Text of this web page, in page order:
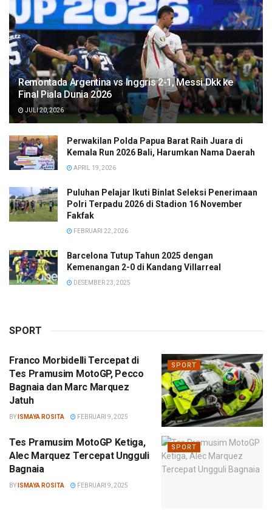
Remontada Argentina vs Inggris 2-1, Messi Dkk ke
Final Piala Dunia 2026
JULI 20, 2026
Perwakilan Polda Papua Barat Raih Juara di
Kemala Run 2026 Bali, Harumkan Nama Daerah
APRIL 19, 2026
Puluhan Pelajar Ikuti Binlat Seleksi Penerimaan
Polri Terpadu 2026 di Stadion 16 November
Fakfak
FEBRUARI 22, 2026
Barcelona Tutup Tahun 2025 dengan
Kemenangan 2-0 di Kandang Villarreal
DESEMBER 23, 2025
SPORT
SPORT
Franco Morbidelli Tercepat di
Tes Pramusim MotoGP, Pecco
Bagnaia dan Marc Marquez
Jatuh
BY ISMAYA ROSITA FEBRUARI 9, 2025
SPORT
Tes Pramusim MotoGP Ketiga,
Alec Marquez Tercepat Ungguli
Bagnaia
BY ISMAYA ROSITA FEBRUARI 9, 2025